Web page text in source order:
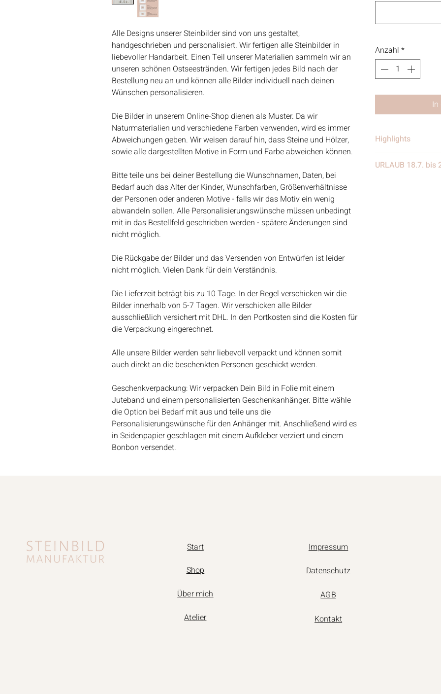
Alle Designs unserer Steinbilder sind von uns gestaltet,
handgeschrieben und personalisiert. Wir fertigen alle Steinbilder in
liebevoller Handarbeit. Einen Teil unserer Materialien sammeln wir an
unseren schönen Ostseestränden. Wir fertigen jedes Bild nach der
Bestellung neu an und können alle Bilder individuell nach deinen
Wünschen personalisieren.
Die Bilder in unserem Online-Shop dienen als Muster. Da wir
Naturmaterialien und verschiedene Farben verwenden, wird es immer
Abweichungen geben. Wir weisen darauf hin, dass Steine und Hölzer,
sowie alle dargestellten Motive in Form und Farbe abweichen können.
Bitte teile uns bei deiner Bestellung die Wunschnamen, Daten, bei
Bedarf auch das Alter der Kinder, Wunschfarben, Größenverhältnisse
der Personen oder anderen Motive - falls wir das Motiv ein wenig
abwandeln sollen. Alle Personalisierungswünsche müssen unbedingt
mit in das Bestellfeld geschrieben werden - spätere Änderungen sind
nicht möglich.
Die Rückgabe der Bilder und das Versenden von Entwürfen ist leider
nicht möglich. Vielen Dank für dein Verständnis.
Die Lieferzeit beträgt bis zu 10 Tage. In der Regel verschicken wir die
Bilder innerhalb von 5-7 Tagen. Wir verschicken alle Bilder
ausschließlich versichert mit DHL. In den Portkosten sind die Kosten für
die Verpackung eingerechnet.
Alle unsere Bilder werden sehr liebevoll verpackt und können somit
auch direkt an die beschenkten Personen geschickt werden.
Geschenkverpackung: Wir verpacken Dein Bild in Folie mit einem
Juteband und einem personalisierten Geschenkanhänger. Bitte wähle
die Option bei Bedarf mit aus und teile uns die
Personalisierungswünsche für den Anhänger mit. Anschließend wird es
in Seidenpapier geschlagen mit einem Aufkleber verziert und einem
Bonbon versendet.
Anzahl *
In
Highlights
• Verschickt von
URLAUB 18.7. bis
Shop
Start
Über mich
Atelier
Datenschutz
Impressum
AGB
Kontakt